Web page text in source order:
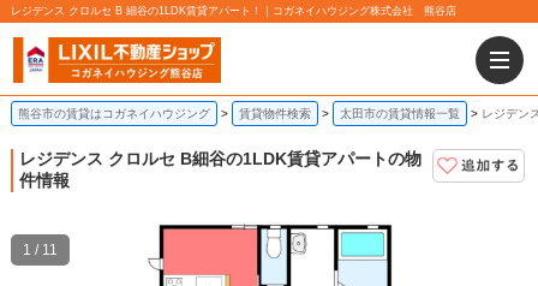
レジデンス クロルセ B 細谷の1LDK賃貸アパート！｜コガネイハウジング株式会社 熊谷店
熊谷市の賃貸はコガネイハウジング 賃貸物件検索 太田市の賃貸情報一覧 レジデン
レジデンス クロルセ B細谷の1LDK賃貸アパートの物
件情報
1 / 11